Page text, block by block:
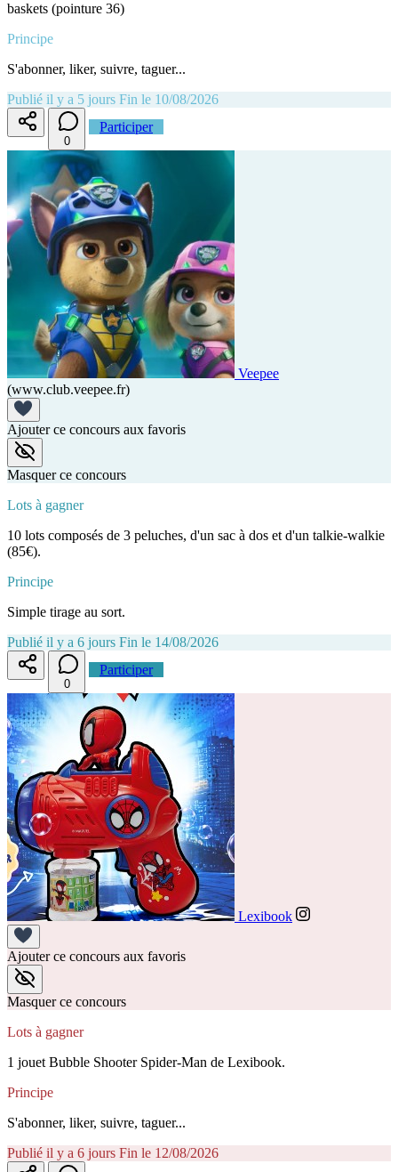
baskets (pointure 36)
Principe
S'abonner, liker, suivre, taguer...
Publié il y a 5 jours Fin le 10/08/2026
0
Participer
Veepee
(www.club.veepee.fr)
Ajouter ce concours aux favoris
Masquer ce concours
Lots à gagner
10 lots composés de 3 peluches, d'un sac à dos et d'un talkie-walkie
(85€).
Principe
Simple tirage au sort.
Publié il y a 6 jours Fin le 14/08/2026
0
Participer
Lexibook
Ajouter ce concours aux favoris
Masquer ce concours
Lots à gagner
1 jouet Bubble Shooter Spider-Man de Lexibook.
Principe
S'abonner, liker, suivre, taguer...
Publié il y a 6 jours Fin le 12/08/2026